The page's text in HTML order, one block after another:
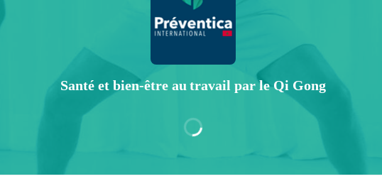
Santé et bien-être au travail par le Qi Gong